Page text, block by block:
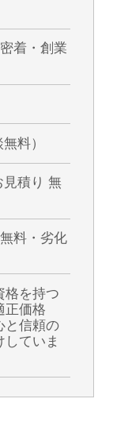
着・創業
料）
見積り 無
料・劣化
格を持つ
正価格
と信頼の
ていま